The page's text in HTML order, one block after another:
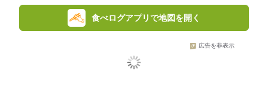
食べログアプリで地図を開く
広告を非表示